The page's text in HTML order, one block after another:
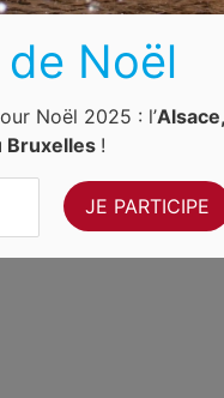
de Noël
Noël 2025 : l’
Bruxelles !